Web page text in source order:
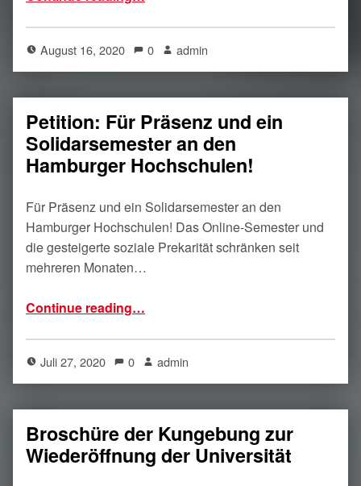
August 16, 2020 0 admin
Petition: Für Präsenz und ein
Solidarsemester an den
Hamburger Hochschulen!
Für Präsenz und ein Solidarsemester an den
Hamburger Hochschulen! Das Online-Semester und
die gesteigerte soziale Prekarität schränken seit
mehreren Monaten…
Continue reading…
Juli 27, 2020 0 admin
Broschüre der Kungebung zur
Wiederöffnung der Universität